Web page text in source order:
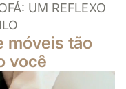
UM REFLEXO
móveis tão
você